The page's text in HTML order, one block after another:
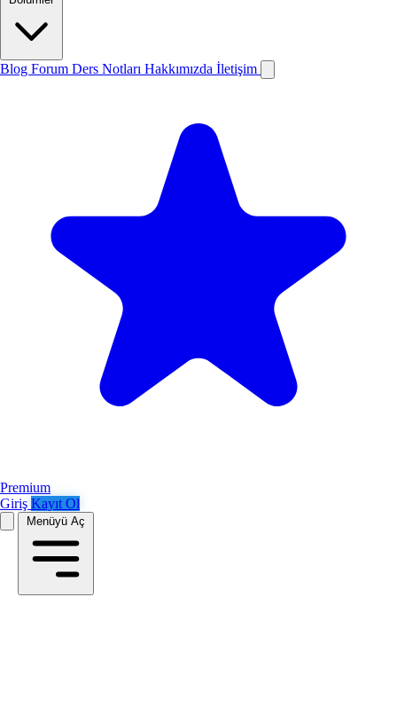
Blog Forum Ders Notları Hakkımızda İletişim
Premium
Giriş Kayıt Ol
Menüyü Aç